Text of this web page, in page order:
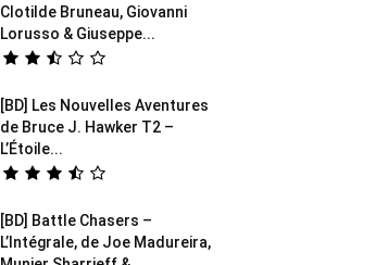
Clotilde Bruneau, Giovanni
Lorusso & Giuseppe...
[BD] Les Nouvelles Aventures
de Bruce J. Hawker T2 –
L’Étoile...
[BD] Battle Chasers –
L’Intégrale, de Joe Madureira,